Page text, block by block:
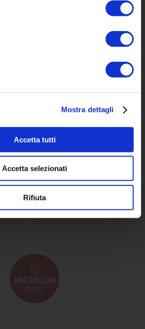
Mostra dettagli
Accetta tutti
Accetta selezionati
Rifiuta
Prenota un tavolo